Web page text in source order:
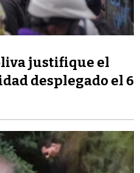
justifique el
desplegado el 6